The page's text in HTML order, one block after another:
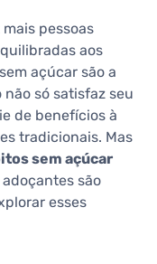
pessoas
aos
açúcar são a
só satisfaz seu
de benefícios à
tradicionais. Mas
sem açúcar
são
esses